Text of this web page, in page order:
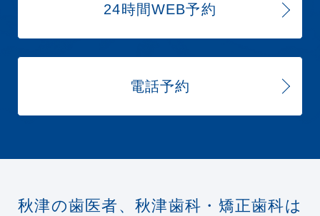
24時間WEB予約
電話予約
秋津の歯医者、秋津歯科・矯正歯科は